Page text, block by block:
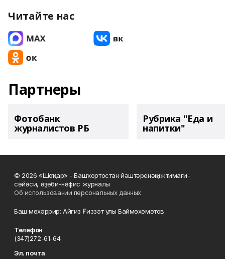
Читайте нас
Партнеры
Фотобанк
журналистов РБ
Рубрика "Еда и
напитки"
© 2026 «Шоңҡар» - Башҡортостан йәштәренәң ижтимағи-
сәйәси, әҙәби-нәфис журналы
Об использовании персональных данных
Баш мөхәррир: Айгиз Ғиззәт улы Баймөхәмәтов
Телефон
(347)272-61-64
Эл. почта